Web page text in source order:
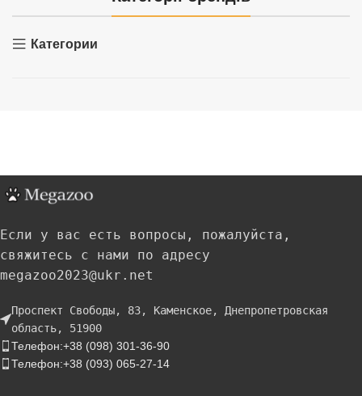
Категории
Если у вас есть вопросы, пожалуйста,
свяжитесь с нами по адресу
megazoo2023@ukr.net
Проспект Свободы, 83, Каменское, Днепропетровская
область, 51900
Телефон:+38 (098) 301-36-90
Телефон:+38 (093) 065-27-14